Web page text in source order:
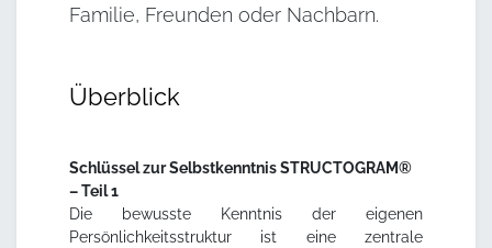
Familie, Freunden oder Nachbarn.
Überblick
Schlüssel zur Selbstkenntnis STRUCTOGRAM®
– Teil 1
Die bewusste Kenntnis der eigenen
Persönlichkeitsstruktur ist eine zentrale